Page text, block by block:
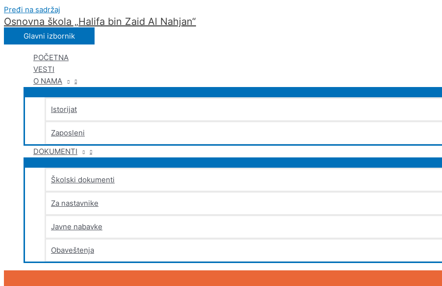
Pređi na sadržaj
Osnovna škola „Halifa bin Zaid Al Nahjan“
Glavni izbornik
POČETNA
VESTI
O NAMA
Istorijat
Zaposleni
DOKUMENTI
Školski dokumenti
Za nastavnike
Javne nabavke
Obaveštenja